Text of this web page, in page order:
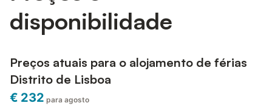
disponibilidade
Preços atuais para o alojamento de férias
Distrito de Lisboa
€ 232 para agosto